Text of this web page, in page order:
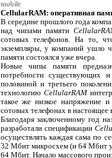
mobile
CellularRAM: оперативная
В середине прошлого года
над чипами памяти
сотовых телефонов. На то,
экземпляры, у компаний ушло
памяти состоялся уже вчера.
Новые чипы памяти
потребности существующих
половиной и третьего
технологию CellularRAM
такое же низкое напряжение
сотовых телефонах в настоящее
Благодаря заключенному год
разработали спецификации
осуществлять каждая сама по
32 Мбит микросхем (и 64 Мбит
64 Мбит. Начало массового